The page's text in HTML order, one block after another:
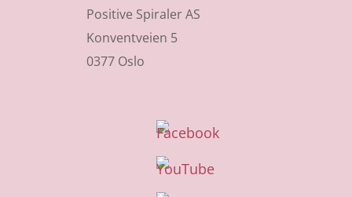
Positive Spiraler AS
Konventveien 5
0377 Oslo